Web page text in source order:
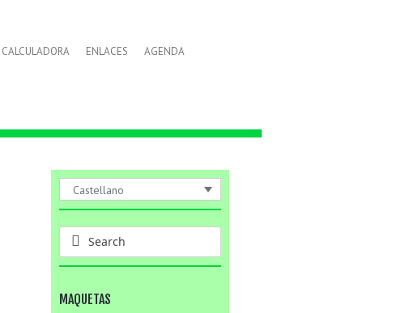
CALCULADORA ENLACES AGENDA
Castellano
MAQUETAS